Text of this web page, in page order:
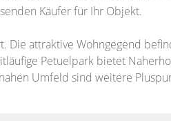
Käufer für Ihr Objekt.
Die attraktive Wohngegend
Petuelpark bietet
Umfeld sind weitere